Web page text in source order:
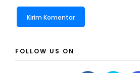
FOLLOW US ON